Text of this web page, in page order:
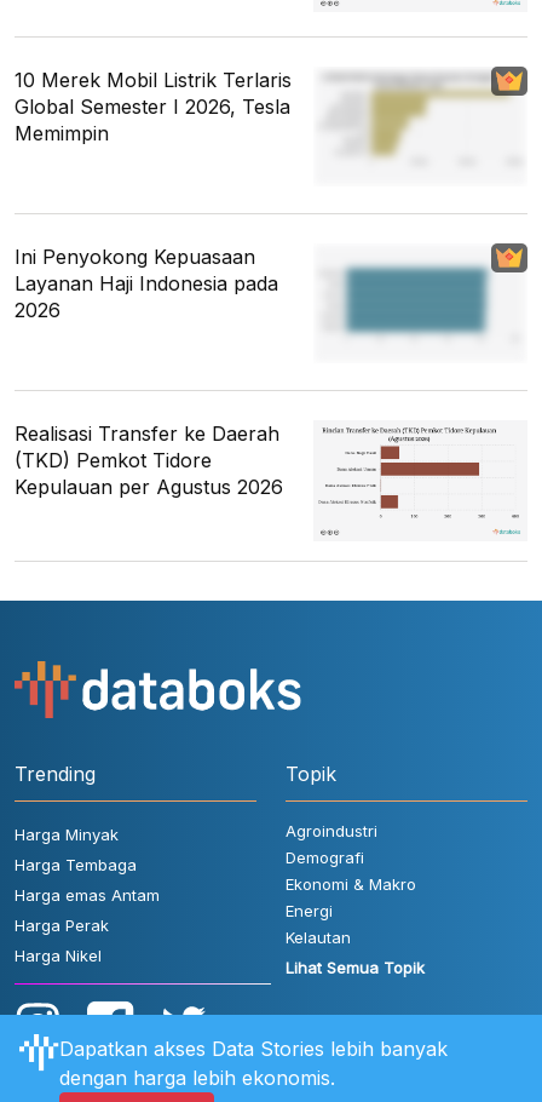
10 Merek Mobil Listrik Terlaris
Global Semester I 2026, Tesla
Memimpin
Ini Penyokong Kepuasaan
Layanan Haji Indonesia pada
2026
Realisasi Transfer ke Daerah
(TKD) Pemkot Tidore
Kepulauan per Agustus 2026
Trending
Harga Minyak
Harga Tembaga
Harga emas Antam
Harga Perak
Harga Nikel
Topik
Agroindustri
Demografi
Ekonomi & Makro
Energi
Kelautan
Lihat Semua Topik
Dapatkan akses Data Stories lebih banyak
dengan harga lebih ekonomis.